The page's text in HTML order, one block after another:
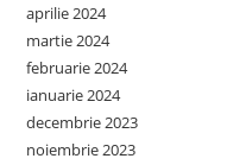
aprilie 2024
martie 2024
februarie 2024
ianuarie 2024
decembrie 2023
noiembrie 2023